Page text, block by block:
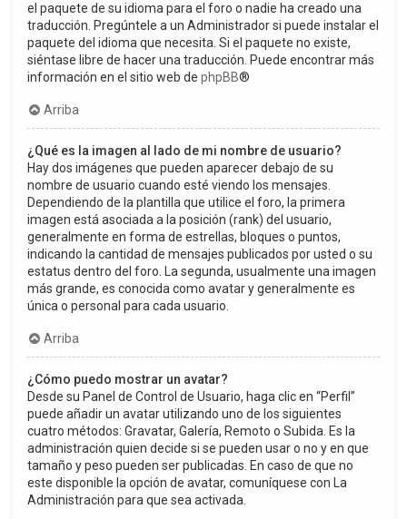
el paquete de su idioma para el foro o nadie ha creado una
traducción. Pregúntele a un Administrador si puede instalar el
paquete del idioma que necesita. Si el paquete no existe,
siéntase libre de hacer una traducción. Puede encontrar más
información en el sitio web de phpBB®
Arriba
¿Qué es la imagen al lado de mi nombre de usuario?
Hay dos imágenes que pueden aparecer debajo de su
nombre de usuario cuando esté viendo los mensajes.
Dependiendo de la plantilla que utilice el foro, la primera
imagen está asociada a la posición (rank) del usuario,
generalmente en forma de estrellas, bloques o puntos,
indicando la cantidad de mensajes publicados por usted o su
estatus dentro del foro. La segunda, usualmente una imagen
más grande, es conocida como avatar y generalmente es
única o personal para cada usuario.
Arriba
¿Cómo puedo mostrar un avatar?
Desde su Panel de Control de Usuario, haga clic en “Perfil”
puede añadir un avatar utilizando uno de los siguientes
cuatro métodos: Gravatar, Galería, Remoto o Subida. Es la
administración quien decide si se pueden usar o no y en que
tamaño y peso pueden ser publicadas. En caso de que no
este disponible la opción de avatar, comuníquese con La
Administración para que sea activada.